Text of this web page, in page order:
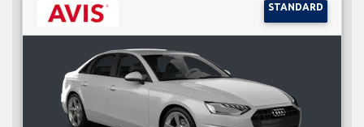
STANDARD